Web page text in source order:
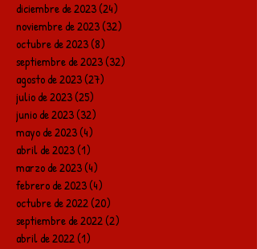
diciembre de 2023(24)
noviembre de 2023(32)
octubre de 2023(8)
septiembre de 2023(32)
agosto de 2023(27)
julio de 2023(25)
junio de 2023(32)
mayo de 2023(4)
abril de 2023(1)
marzo de 2023(4)
febrero de 2023(4)
octubre de 2022(20)
septiembre de 2022(2)
abril de 2022(1)